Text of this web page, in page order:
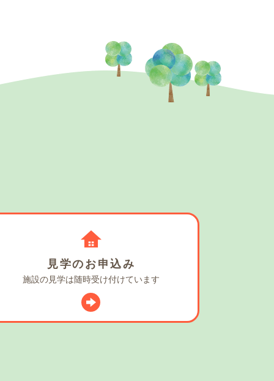
見学のお申込み
施設の見学は随時受け付けています